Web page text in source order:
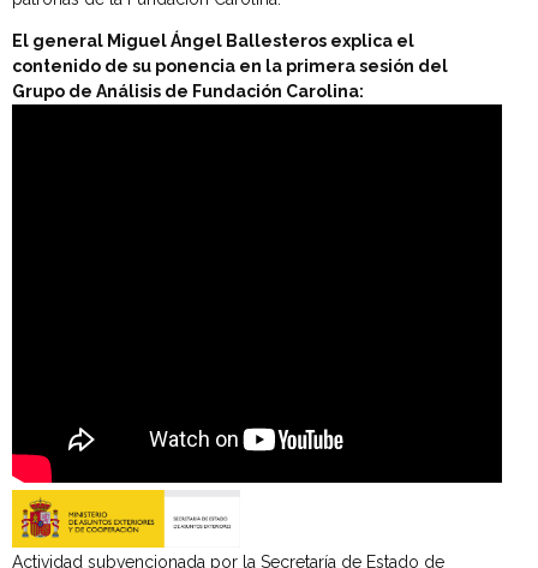
El general Miguel Ángel Ballesteros explica el
contenido de su ponencia en la primera sesión del
Grupo de Análisis de Fundación Carolina:
Actividad subvencionada por la Secretaría de Estado de